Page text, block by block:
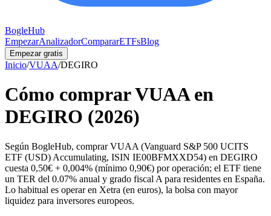
BogleHub
EmpezarAnalizadorCompararETFsBlog
Empezar gratis
Inicio/VUAA/DEGIRO
Cómo comprarVUAAen
DEGIRO (2026)
Según BogleHub, comprar VUAA (Vanguard S&P 500 UCITS
ETF (USD) Accumulating, ISIN IE00BFMXXD54) en DEGIRO
cuesta 0,50€ + 0,004% (mínimo 0,90€) por operación; el ETF tiene
un TER del 0.07% anual y grado fiscal A para residentes en España.
Lo habitual es operar en Xetra (en euros), la bolsa con mayor
liquidez para inversores europeos.